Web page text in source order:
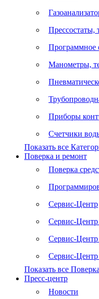
Прессостаты,
Программное
Манометры,
Приборы
Счетчики
Показать все
Поверка и ремонт
Поверка
Сервис-Центр
Сервис-
Сервис-
Сервис-
Показать все
Пресс-центр
Новости